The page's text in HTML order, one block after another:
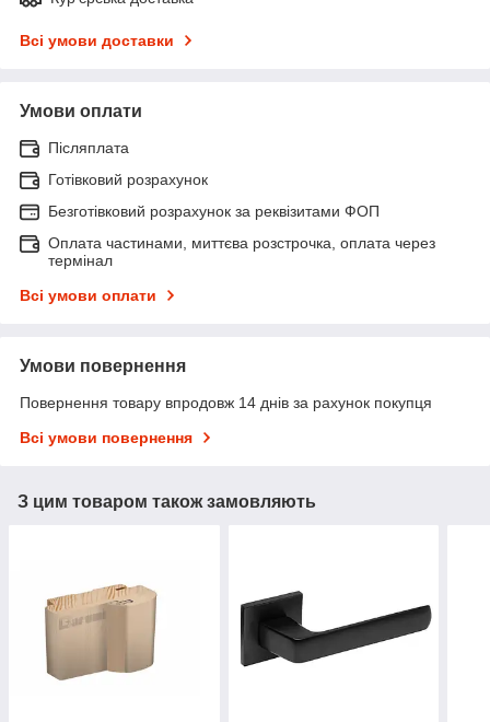
Всі умови доставки
Умови оплати
Післяплата
Готівковий розрахунок
Безготівковий розрахунок за реквізитами ФОП
Оплата частинами, миттєва розстрочка, оплата через
термінал
Всі умови оплати
Умови повернення
Повернення товару впродовж 14 днів за рахунок покупця
Всі умови повернення
З цим товаром також замовляють